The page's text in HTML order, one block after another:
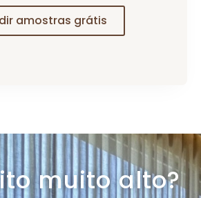
amostras grátis
muito alto?